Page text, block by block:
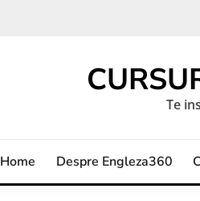
Te
Home Despre Engleza360